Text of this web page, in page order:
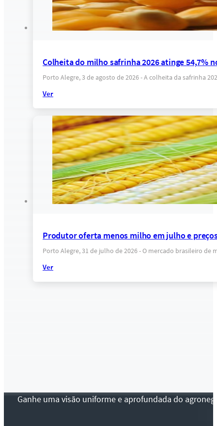
Colheita do milho safrinha 2026 atinge 54,7%
Porto Alegre, 3 de agosto de 2026 - A colheita da safrinha
Ver
Produtor oferta menos milho em julho e
Porto Alegre, 31 de julho de 2026 - O mercado brasileiro
Ver
Ganhe uma visão uniforme e aprofundada do